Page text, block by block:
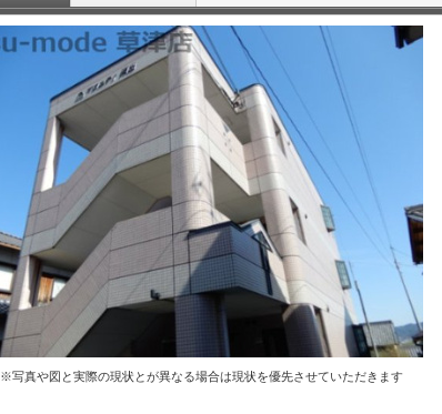
※写真や図と実際の現状とが異なる場合は現状を優先させていただきます